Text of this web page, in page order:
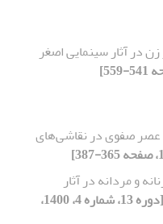
در آثار سینمایی اصغر
عصر صفوی در نقاشی‌های
و مردانه در آثار
[دوره 13، شماره 4، 1400،